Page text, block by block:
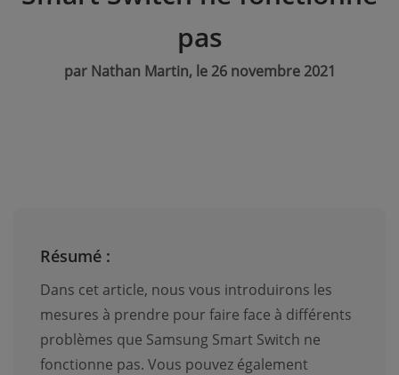
pas
par Nathan Martin, le 26 novembre 2021
Résumé :
Dans cet article, nous vous introduirons les
mesures à prendre pour faire face à différents
problèmes que Samsung Smart Switch ne
fonctionne pas. Vous pouvez également